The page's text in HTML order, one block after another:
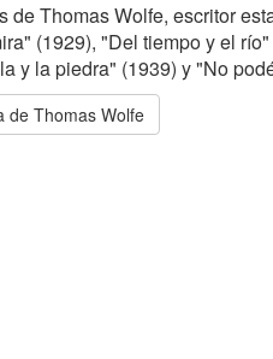
de Thomas Wolfe, escritor
(1929), "Del tiempo y el
y la piedra" (1939) y "No
de Thomas Wolfe